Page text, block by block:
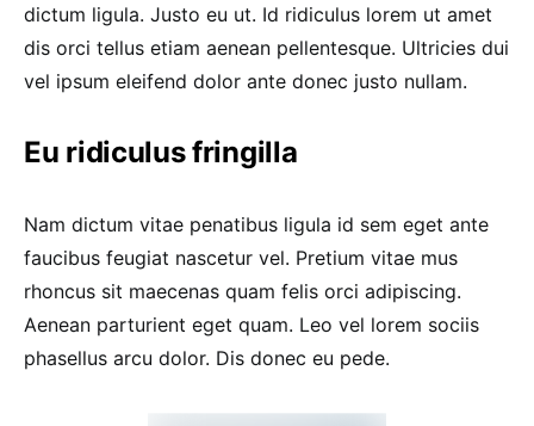
dictum ligula. Justo eu ut. Id ridiculus lorem ut amet
dis orci tellus etiam aenean pellentesque. Ultricies dui
vel ipsum eleifend dolor ante donec justo nullam.
Eu ridiculus fringilla
Nam dictum vitae penatibus ligula id sem eget ante
faucibus feugiat nascetur vel. Pretium vitae mus
rhoncus sit maecenas quam felis orci adipiscing.
Aenean parturient eget quam. Leo vel lorem sociis
phasellus arcu dolor. Dis donec eu pede.